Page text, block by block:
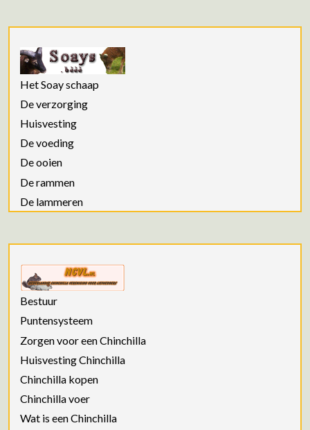
Het Soay schaap
De verzorging
Huisvesting
De voeding
De ooien
De rammen
De lammeren
Bestuur
Puntensysteem
Zorgen voor een Chinchilla
Huisvesting Chinchilla
Chinchilla kopen
Chinchilla voer
Wat is een Chinchilla